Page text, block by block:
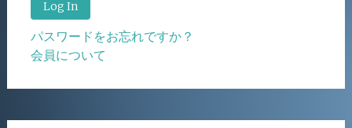
パスワードをお忘れですか？
会員について